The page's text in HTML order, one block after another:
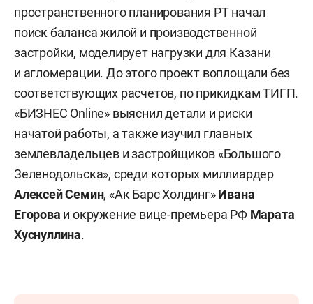
пространственного планирования РТ начал
поиск баланса жилой и производственной
застройки, моделирует нагрузки для Казани
и агломерации. До этого проект воплощали без
соответствующих расчетов, по прикидкам ТИГП.
«БИЗНЕС Online» выяснил детали и риски
начатой работы, а также изучил главных
землевладельцев и застройщиков «Большого
Зеленодольска», среди которых миллиардер
Алексей Семин, «Ак Барс Холдинг»Ивана
Егорова и окружение вице-премьера РФ Марата
Хуснуллина.